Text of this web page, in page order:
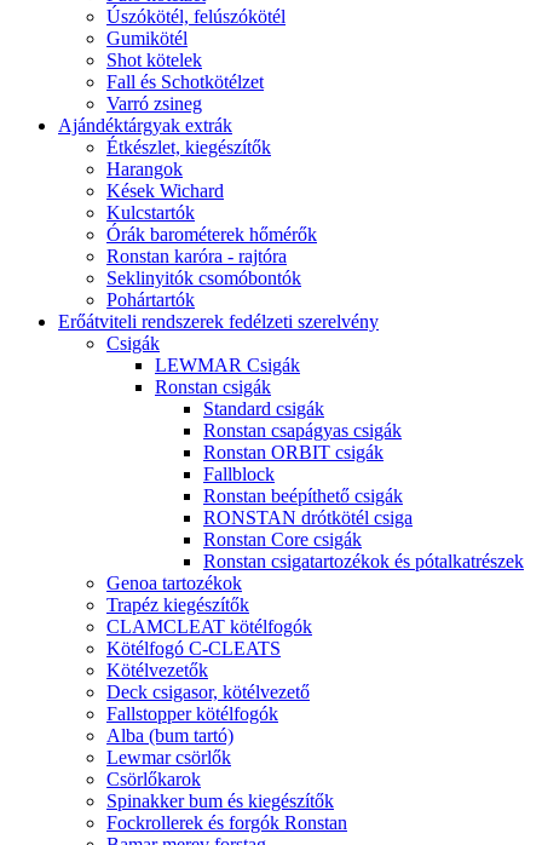
Úszókötél, felúszókötél
Gumikötél
Shot kötelek
Fall és Schotkötélzet
Varró zsineg
Ajándéktárgyak extrák
Étkészlet, kiegészítők
Harangok
Kések Wichard
Kulcstartók
Órák barométerek hőmérők
Ronstan karóra - rajtóra
Seklinyitók csomóbontók
Pohártartók
Erőátviteli rendszerek fedélzeti szerelvény
Csigák
LEWMAR Csigák
Ronstan csigák
Standard csigák
Ronstan csapágyas csigák
Ronstan ORBIT csigák
Fallblock
Ronstan beépíthető csigák
RONSTAN drótkötél csiga
Ronstan Core csigák
Ronstan csigatartozékok és pótalkatrészek
Genoa tartozékok
Trapéz kiegészítők
CLAMCLEAT kötélfogók
Kötélfogó C-CLEATS
Kötélvezetők
Deck csigasor, kötélvezető
Fallstopper kötélfogók
Alba (bum tartó)
Lewmar csörlők
Csörlőkarok
Spinakker bum és kiegészítők
Fockrollerek és forgók Ronstan